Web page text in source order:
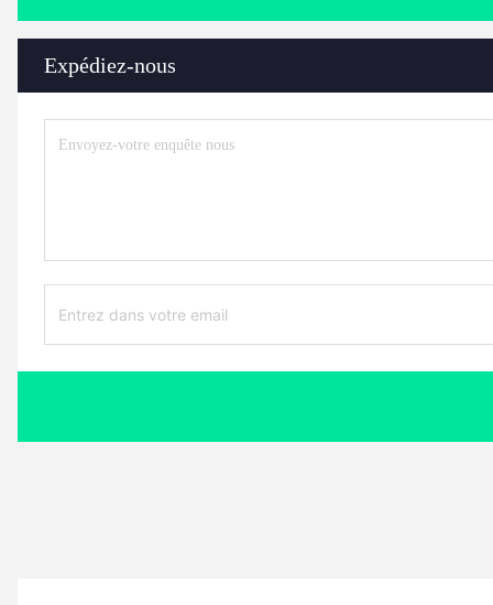
Expédiez-nous